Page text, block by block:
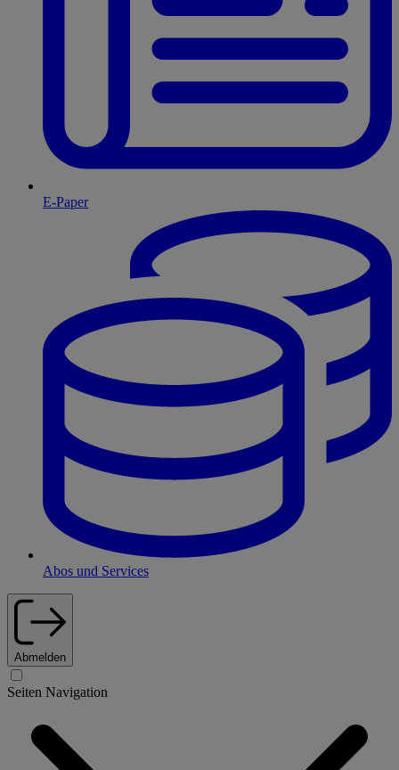
E-Paper
Abos und Services
Abmelden
Seiten Navigation